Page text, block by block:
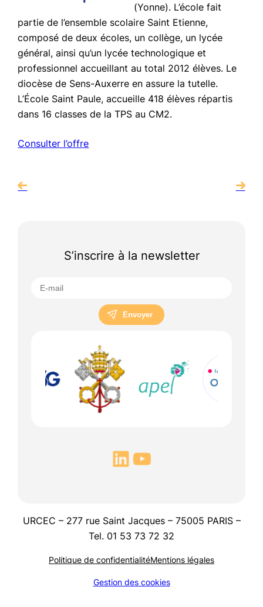
(Yonne). L’école fait
partie de l’ensemble scolaire Saint Etienne,
composé de deux écoles, un collège, un lycée
général, ainsi qu’un lycée technologique et
professionnel accueillant au total 2012 élèves. Le
diocèse de Sens-Auxerre en assure la tutelle.
L’École Saint Paule, accueille 418 élèves répartis
dans 16 classes de la TPS au CM2.
Consulter l’offre
S’inscrire à la newsletter
Envoyer
URCEC – 277 rue Saint Jacques – 75005 PARIS –
Tel. 01 53 73 72 32
Politique de confidentialitéMentions légales
Gestion des cookies